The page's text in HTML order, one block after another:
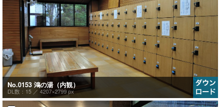
No.0153 鴻の湯（内観）
DL数：15 ／4207×2799 px